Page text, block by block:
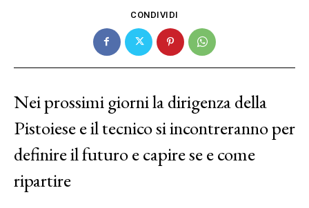
CONDIVIDI
Nei prossimi giorni la dirigenza della
Pistoiese e il tecnico si incontreranno per
definire il futuro e capire se e come
ripartire